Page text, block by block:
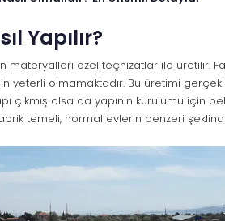
Yapılır?
materyalleri özel teçhizatlar ile üretilir.
yeterli olmamaktadır. Bu üretimi
çıkmış olsa da yapının kurulumu için
temeli, normal evlerin benzeri